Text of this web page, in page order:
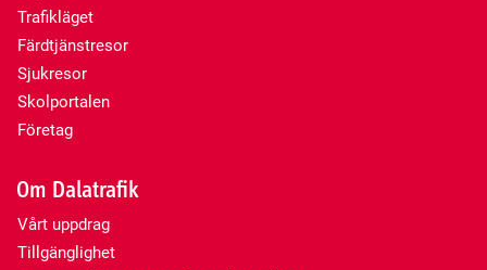
Trafikläget
Färdtjänstresor
Sjukresor
Skolportalen
Företag
Om Dalatrafik
Vårt uppdrag
Tillgänglighet